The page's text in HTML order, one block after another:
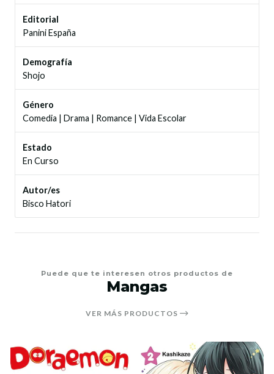
Editorial
Panini España
Demografía
Shojo
Género
Comedia | Drama | Romance | Vida Escolar
Estado
En Curso
Autor/es
Bisco Hatori
Puede que te interesen otros productos de
Mangas
VER MÁS PRODUCTOS